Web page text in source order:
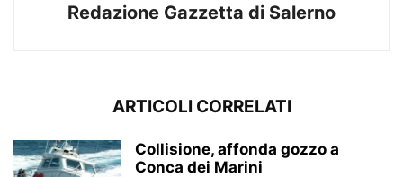
Redazione Gazzetta di Salerno
ARTICOLI CORRELATI
Collisione, affonda gozzo a
Conca dei Marini